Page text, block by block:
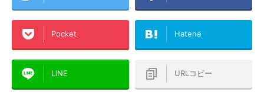
Pocket Hatena
LINE URLコピー